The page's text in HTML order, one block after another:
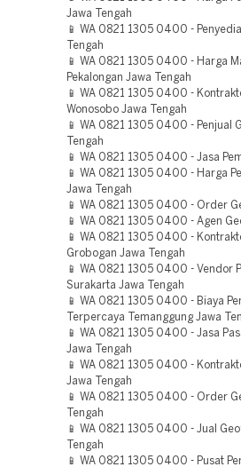
Jawa Tengah
📱 WA 0821 1305 0400 -
Tengah
📱 WA 0821 1305 0400 - Harga
Pekalongan Jawa Tengah
📱 WA 0821 1305 0400 -
Wonosobo Jawa Tengah
📱 WA 0821 1305 0400 - Penjual
Tengah
📱 WA 0821 1305 0400 - Jasa
📱 WA 0821 1305 0400 - Harga
Jawa Tengah
📱 WA 0821 1305 0400 - Order
📱 WA 0821 1305 0400 - Agen
📱 WA 0821 1305 0400 -
Grobogan Jawa Tengah
📱 WA 0821 1305 0400 - Vendor
Surakarta Jawa Tengah
📱 WA 0821 1305 0400 - Biaya
Terpercaya Temanggung Jawa
📱 WA 0821 1305 0400 - Jasa
Jawa Tengah
📱 WA 0821 1305 0400 -
Jawa Tengah
📱 WA 0821 1305 0400 - Order
Tengah
📱 WA 0821 1305 0400 - Jual
Tengah
📱 WA 0821 1305 0400 - Pusat